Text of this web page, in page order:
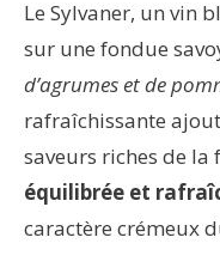
Le Sylvaner, un vin
sur une fondue
d’agrumes et de
rafraîchissante
saveurs riches de la
équilibrée et
caractère crémeux